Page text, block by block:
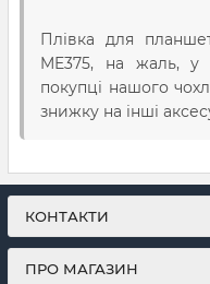
Плівка для
ME375, на жаль,
покупці нашого
знижку на інші
КОНТАКТИ
ПРО МАГАЗИН